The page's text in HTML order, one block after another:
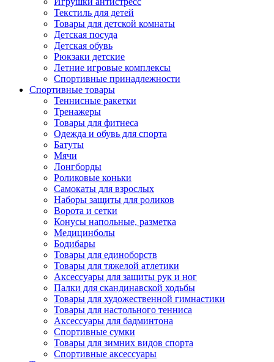
Текстиль для детей
Товары для детской комнаты
Детская посуда
Детская обувь
Рюкзаки детские
Летние игровые комплексы
Спортивные принадлежности
Спортивные товары
Теннисные ракетки
Тренажеры
Товары для фитнеса
Одежда и обувь для спорта
Батуты
Мячи
Лонгборды
Роликовые коньки
Самокаты для взрослых
Наборы защиты для роликов
Ворота и сетки
Конусы напольные, разметка
Медицинболы
Бодибары
Товары для единоборств
Товары для тяжелой атлетики
Аксессуары для защиты рук и ног
Палки для скандинавской ходьбы
Товары для художественной гимнастики
Товары для настольного тенниса
Аксессуары для бадминтона
Спортивные сумки
Товары для зимних видов спорта
Спортивные аксессуары